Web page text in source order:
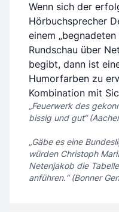
Wenn sich der
Hörbuchsprecher
einem
Rundschau über
begibt, dann ist
Humorfarben zu
Kombination mit
„Feuerwerk des
bissig und gut“
„Gäbe es eine
würden Christoph
Netenjakob die
anführen.“ (Bonner